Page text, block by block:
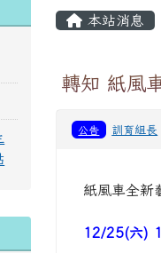
本站消息
轉知 紙風
公告 訓育組長
紙風車全新
12/25(六)